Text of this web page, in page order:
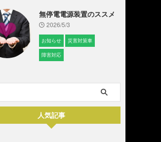
無停電電源装置のススメ
2026/5/3
お知らせ 災害対策車
障害対応
人気記事